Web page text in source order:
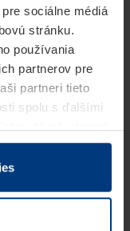
sociálne médiá
stránku.
používania
partnerov pre
partneri tieto
spolu s ďalšími
ukladať na Vašom
typy cookie
môžete